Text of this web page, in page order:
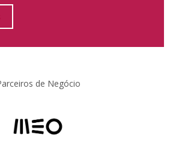
de Negócio